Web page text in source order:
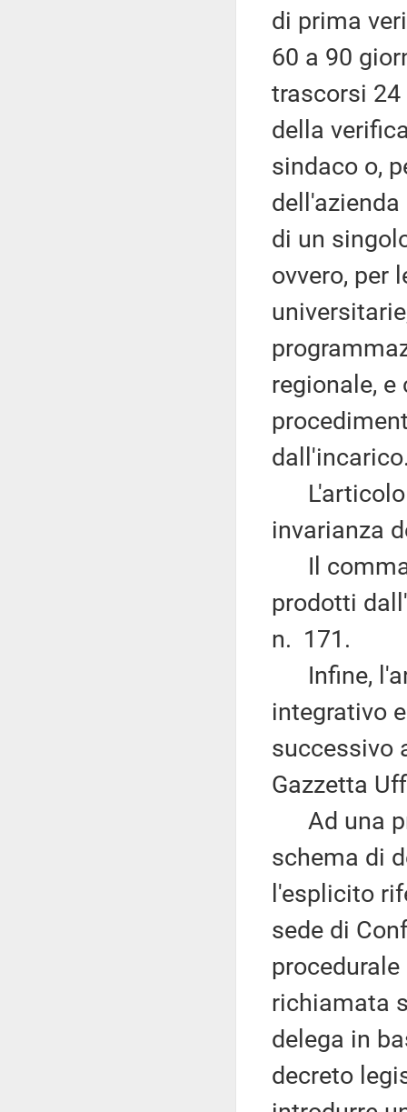
di prima
60 a 90
trascorsi
della
sindaco o,
di un
ovvero, per
regionale,
L'articolo
invarianza
Il comma
prodotti
n. 171.
Infine,
integrativo
successivo
Gazzetta
Ad una
schema di
l'esplicito
sede di
richiamata
delega in
decreto